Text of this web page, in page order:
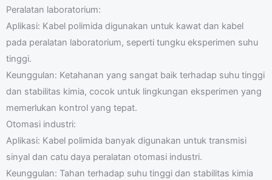
Peralatan laboratorium:
Aplikasi: Kabel polimida digunakan untuk kawat dan kabel
pada peralatan laboratorium, seperti tungku eksperimen suhu
tinggi.
Keunggulan: Ketahanan yang sangat baik terhadap suhu tinggi
dan stabilitas kimia, cocok untuk lingkungan eksperimen yang
memerlukan kontrol yang tepat.
Otomasi industri:
Aplikasi: Kabel polimida banyak digunakan untuk transmisi
sinyal dan catu daya peralatan otomasi industri.
Keunggulan: Tahan terhadap suhu tinggi dan stabilitas kimia